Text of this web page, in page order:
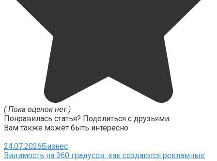
( Пока оценок нет )
Понравилась статья? Поделиться с друзьями:
Вам также может быть интересно
24.07.2026Бизнес
Видимость на 360 градусов: как создаются рекламные